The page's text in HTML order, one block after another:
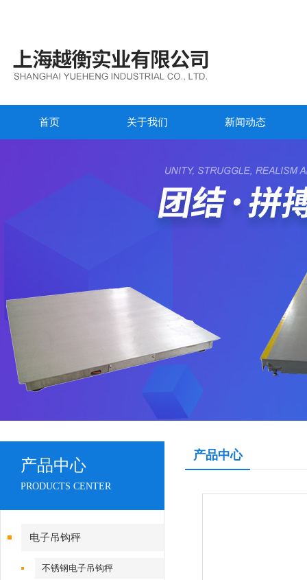
首页 关于我们 新闻动态
产品中心
PRODUCTS CENTER
电子吊钩秤
不锈钢电子吊钩秤
产品中心